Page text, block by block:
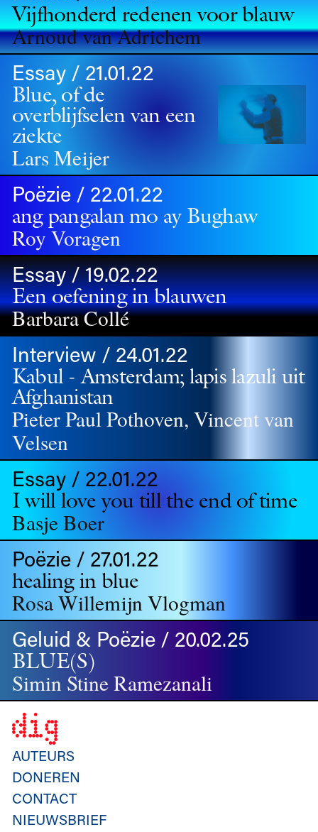
Vijfhonderd redenen voor blauw
Arnoud van Adrichem
Essay / 21.01.22
Blue, of de
overblijfselen van een
ziekte
Lars Meijer
Poëzie / 22.01.22
ang pangalan mo ay Bughaw
Roy Voragen
Essay / 19.02.22
Een oefening in blauwen
Barbara Collé
Interview / 24.01.22
Kabul - Amsterdam; lapis lazuli uit
Afghanistan
Pieter Paul Pothoven, Vincent van
Velsen
Essay / 22.01.22
I will love you till the end of time
Basje Boer
Poëzie / 27.01.22
healing in blue
Rosa Willemijn Vlogman
Geluid & Poëzie / 20.02.25
BLUE(S)
Simin Stine Ramezanali
AUTEURS
DONEREN
CONTACT
NIEUWSBRIEF